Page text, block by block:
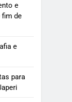
e
fim de
e
para